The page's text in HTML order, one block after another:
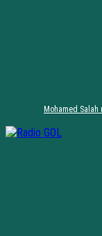
Mohamed